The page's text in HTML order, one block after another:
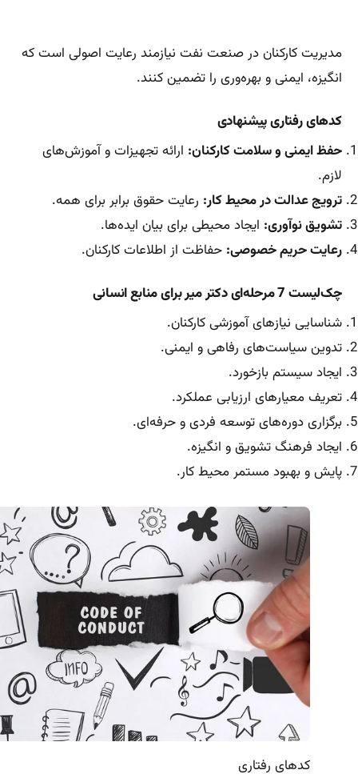
مدیریت کارکنان در صنعت نفت نیازمند رعایت اصولی است که
انگیزه، ایمنی و بهره‌وری را تضمین کنند.
کدهای رفتاری پیشنهادی
حفظ ایمنی و سلامت کارکنان: ارائه تجهیزات و آموزش‌های
لازم.
ترویج عدالت در محیط کار: رعایت حقوق برابر برای همه.
تشویق نوآوری: ایجاد محیطی برای بیان ایده‌ها.
رعایت حریم خصوصی: حفاظت از اطلاعات کارکنان.
چک‌لیست 7 مرحله‌ای دکتر میر برای منابع انسانی
شناسایی نیازهای آموزشی کارکنان.
تدوین سیاست‌های رفاهی و ایمنی.
ایجاد سیستم بازخورد.
تعریف معیارهای ارزیابی عملکرد.
برگزاری دوره‌های توسعه فردی و حرفه‌ای.
ایجاد فرهنگ تشویق و انگیزه.
پایش و بهبود مستمر محیط کار.
کدهای رفتاری